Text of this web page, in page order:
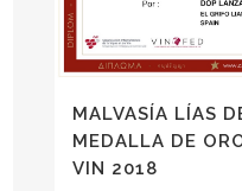
MALVASÍA LÍAS
MEDALLA DE
VIN 2018